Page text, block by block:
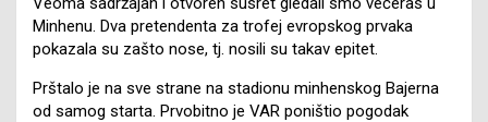
Minhenu. Dva pretendenta za trofej evropskog prvaka
pokazala su zašto nose, tj. nosili su takav epitet.
Prštalo je na sve strane na stadionu minhenskog Bajerna
od samog starta. Prvobitno je VAR poništio pogodak